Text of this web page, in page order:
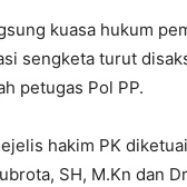
kuasa hukum
sengketa turut
petugas Pol PP.
hakim PK
SH, M.Kn dan